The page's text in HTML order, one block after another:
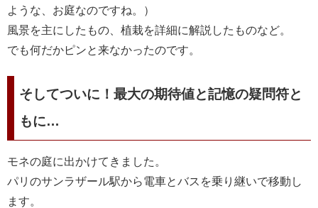
ような、お庭なのですね。）
風景を主にしたもの、植栽を詳細に解説したものなど。
でも何だかピンと来なかったのです。
そしてついに！最大の期待値と記憶の疑問符と
もに…
モネの庭に出かけてきました。
パリのサンラザール駅から電車とバスを乗り継いで移動し
ます。